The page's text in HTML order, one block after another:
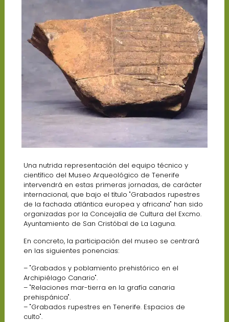
Una nutrida representación del equipo técnico y
científico del Museo Arqueológico de Tenerife
intervendrá en estas primeras jornadas, de carácter
internacional, que bajo el título "Grabados rupestres
de la fachada atlántica europea y africana" han sido
organizadas por la Concejalía de Cultura del Excmo.
Ayuntamiento de San Cristóbal de La Laguna.
En concreto, la participación del museo se centrará
en las siguientes ponencias:
– "Grabados y poblamiento prehistórico en el
Archipiélago Canario".
– "Relaciones mar-tierra en la grafía canaria
prehispánica".
– "Grabados rupestres en Tenerife. Espacios de
culto".